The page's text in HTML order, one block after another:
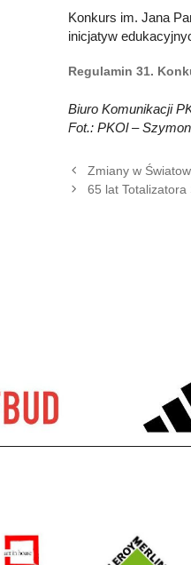
Konkurs im. Jana
inicjatyw
Regulamin 31.
Biuro Komunikacji
Fot.: PKOl –
Zmiany w
65 lat